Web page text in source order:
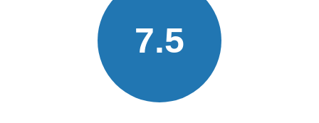
7.5